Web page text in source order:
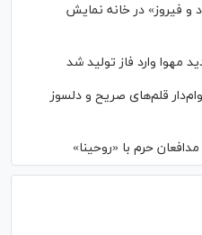
و فیروز» در خانه نمایش
مهوا وارد فاز تولید شد
وام‌دار قلم‌های صریح و دلسوز
حرم با «روحینا»